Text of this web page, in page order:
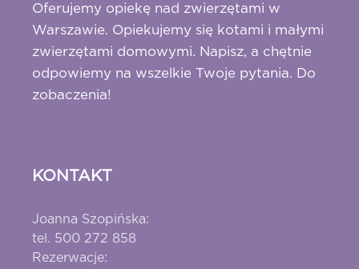
Oferujemy opiekę nad zwierzętami w
Warszawie. Opiekujemy się kotami i małymi
zwierzętami domowymi. Napisz, a chętnie
odpowiemy na wszelkie Twoje pytania. Do
zobaczenia!
KONTAKT
Joanna Szopińska:
tel. 500 272 858
Rezerwacje: